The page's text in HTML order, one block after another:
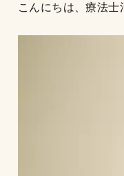
こんにちは、療法士